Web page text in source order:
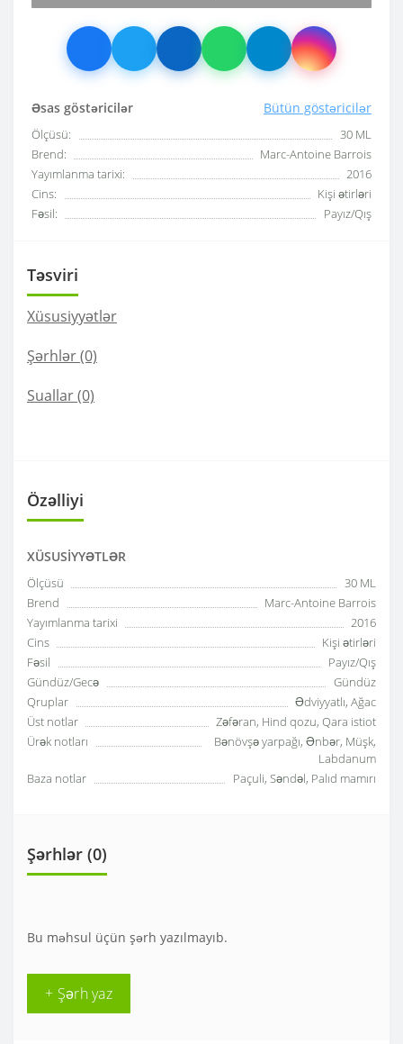
Əsas göstəricilər Bütün göstəricilər
Ölçüsü:
30 ML
Brend:
Marc-Antoine Barrois
Yayımlanma tarixi:
2016
Cins:
Kişi ətirləri
Fəsil:
Payız/Qış
Təsviri
Xüsusiyyətlər
Şərhlər (0)
Suallar(0)
Özəlliyi
XÜSUSIYYƏTLƏR
Ölçüsü
30 ML
Brend
Marc-Antoine Barrois
Yayımlanma tarixi
2016
Cins
Kişi ətirləri
Fəsil
Payız/Qış
Gündüz/Gecə
Gündüz
Qruplar
Ədviyyatlı, Ağac
Üst notlar
Zəfəran, Hind qozu, Qara istiot
Ürək notları
Bənövşə yarpağı, Ənbər, Müşk,
Labdanum
Baza notlar
Paçuli, Səndəl, Palıd mamırı
Şərhlər (0)
Bu məhsul üçün şərh yazılmayıb.
+ Şərh yaz